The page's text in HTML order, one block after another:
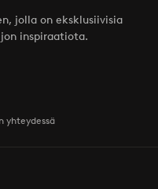
jolla on eksklusiivisia
inspiraatiota.
yhteydessä